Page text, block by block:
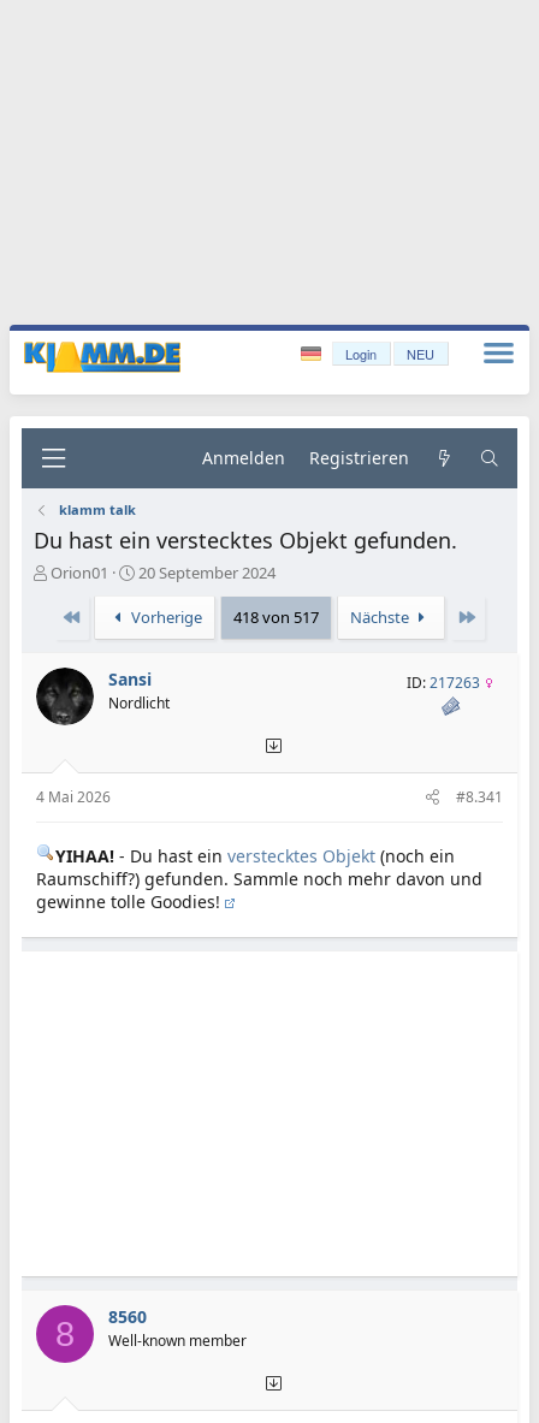
Login NEU
Anmelden Registrieren
klamm talk
Du hast ein verstecktes Objekt gefunden.
E
l
l
e
Orion01
E
s
t
l
l
20 September 2024
Erste
Vorherige 418 von 517 Nächste
Sansi
Nordlicht
ID:217263
4 Mai 2026 #8.341
YIHAA! - Du hast ein verstecktes Objekt (noch ein
Raumschiff?) gefunden. Sammle noch mehr davon und
gewinne tolle Goodies!
8 8560
Well-known member